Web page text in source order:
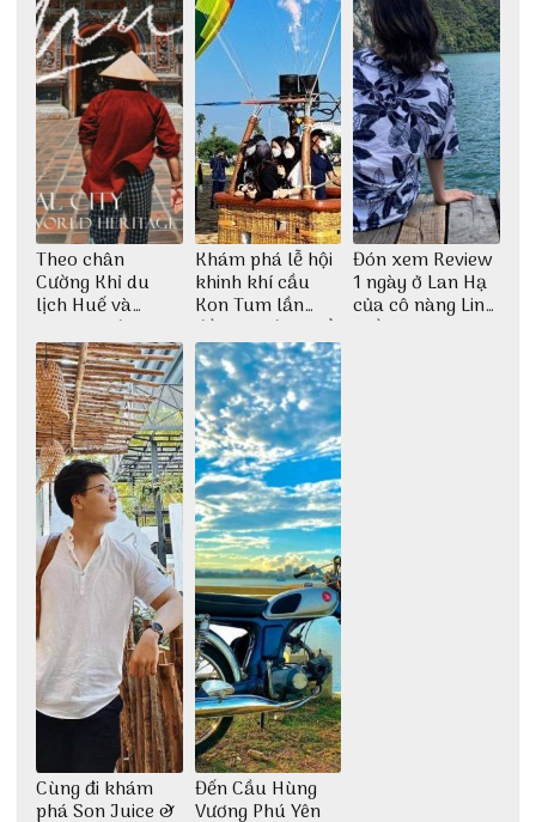
Theo chân
Cường Khỉ du
lịch Huế và
check-in đúng
những góc chụp
đẹp
Khám phá lễ hội
khinh khí cầu
Kon Tum lần
đầu tiên được tổ
chức
Đón xem Review
1 ngày ở Lan Hạ
của cô nàng Linh
Trần
Cùng đi khám
phá Son Juice &
Đến Cầu Hùng
Vương Phú Yên